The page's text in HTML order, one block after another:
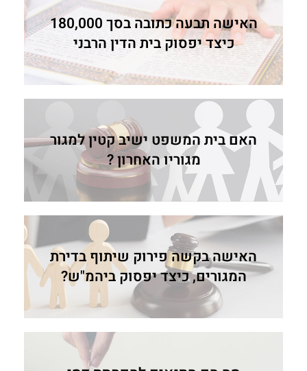
האישה תבעה כתובה בסך 180,000
כיצד יפסוק בית הדין הרבני
האם בית המשפט ישיב קטין למגור
מגוריו האחרון ?
האישה בקשה פירוק שיתוף בדירת
המגורים, כיצד יפסוק ביהמ"ש?